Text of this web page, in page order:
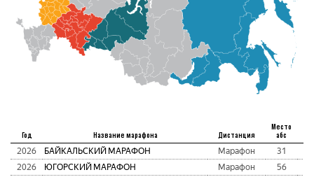
Год Название марафона Дистанция
Место
абс
2026 БАЙКАЛЬСКИЙ МАРАФОН Марафон 31
2026
ЮГОРСКИЙ МАРАФОН Марафон 56